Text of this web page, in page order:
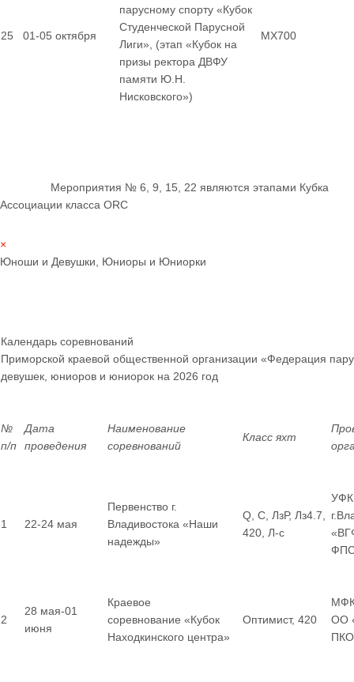
25 01-05 октября
парусному спорту «Кубок
Студенческой Парусной
Лиги», (этап «Кубок на
призы ректора ДВФУ
памяти Ю.Н.
Нисковского»)
MX700
Мероприятия № 6, 9, 15, 22 являются этапами Кубка
Ассоциации класса ORC
×
Юноши и Девушки, Юниоры и Юниорки
Календарь соревнований
Приморской краевой общественной организации «Федерация
девушек, юниоров и юниорок на 2026 год
№
п/п
Дата
проведения
Наименование
соревнований
Класс яхт
1 22-24 мая
Первенство г.
Владивостока «Наши
надежды»
Q, С, ЛзР, Лз4.7,
420, Л-с
2
28 мая-01
июня
Краевое
соревнование «Кубок
Находкинского центра»
Оптимист, 420
ОО